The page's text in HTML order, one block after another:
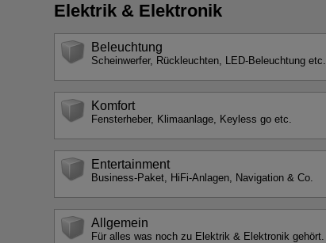
Elektrik & Elektronik
Beleuchtung
Scheinwerfer, Rückleuchten, LED-Beleuchtung etc.
Komfort
Fensterheber, Klimaanlage, Keyless go etc.
Entertainment
Business-Paket, HiFi-Anlagen, Navigation & Co.
Allgemein
Für alles was noch zu Elektrik & Elektronik gehört.